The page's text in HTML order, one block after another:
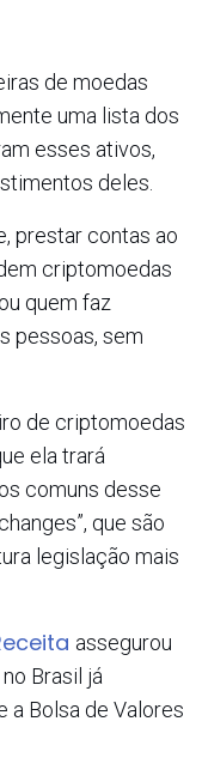
de moedas
uma lista dos
esses ativos,
deles.
prestar contas ao
criptomoedas
quem faz
pessoas, sem
de criptomoedas
ela trará
comuns desse
que são
legislação mais
assegurou
Brasil já
a Bolsa de Valores